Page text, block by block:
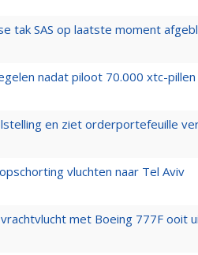
tak SAS op laatste moment
nadat piloot 70.000 xtc-
en ziet orderportefeuille
vluchten naar Tel Aviv
met Boeing 777F ooit